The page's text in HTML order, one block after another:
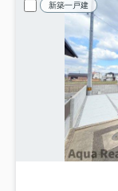
新築一戸建